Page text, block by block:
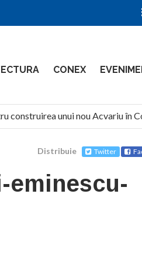
CONEX
construirea unui nou Acvariu în
Distribuie Twitter
eminescu-